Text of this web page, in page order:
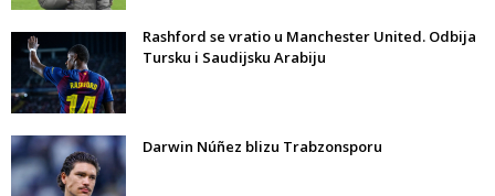
Rashford se vratio u Manchester United. Odbija
Tursku i Saudijsku Arabiju
Darwin Núñez blizu Trabzonsporu